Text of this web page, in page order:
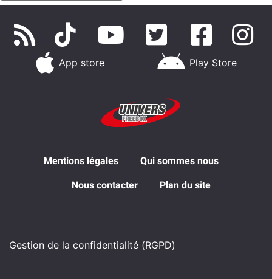
App store Play Store
Mentions légales Qui sommes nous
Nous contacter Plan du site
Gestion de la confidentialité (RGPD)